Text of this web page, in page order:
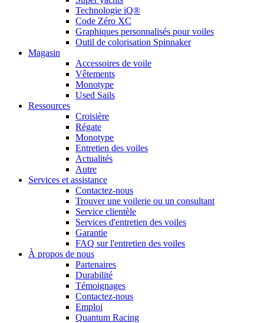
Technologie iQ®
Code Zéro XC
Graphiques personnalisés pour voiles
Outil de colorisation Spinnaker
Magasin
Accessoires de voile
Vêtements
Monotype
Used Sails
Ressources
Croisière
Régate
Monotype
Entretien des voiles
Actualités
Autre
Services et assistance
Contactez-nous
Trouver une voilerie ou un consultant
Service clientèle
Services d'entretien des voiles
Garantie
FAQ sur l'entretien des voiles
À propos de nous
Partenaires
Durabilité
Témoignages
Contactez-nous
Emploi
Quantum Racing